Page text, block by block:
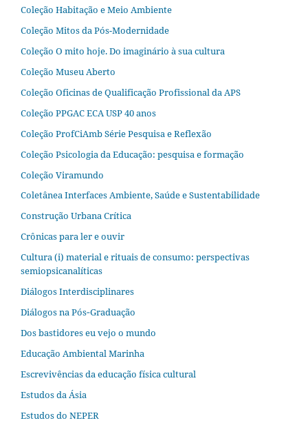
Coleção Habitação e Meio Ambiente
Coleção Mitos da Pós-Modernidade
Coleção O mito hoje. Do imaginário à sua cultura
Coleção Museu Aberto
Coleção Oficinas de Qualificação Profissional da APS
Coleção PPGAC ECA USP 40 anos
Coleção ProfCiAmb Série Pesquisa e Reflexão
Coleção Psicologia da Educação: pesquisa e formação
Coleção Viramundo
Coletânea Interfaces Ambiente, Saúde e Sustentabilidade
Construção Urbana Crítica
Crônicas para ler e ouvir
Cultura (i) material e rituais de consumo: perspectivas
semiopsicanalíticas
Diálogos Interdisciplinares
Diálogos na Pós‐Graduação
Dos bastidores eu vejo o mundo
Educação Ambiental Marinha
Escrevivências da educação física cultural
Estudos da Ásia​
Estudos do NEPER